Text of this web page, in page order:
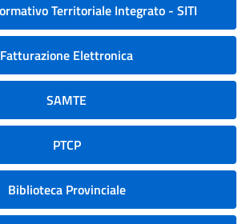
Territoriale Integrato - SITI
Fatturazione Elettronica
SAMTE
PTCP
Biblioteca Provinciale